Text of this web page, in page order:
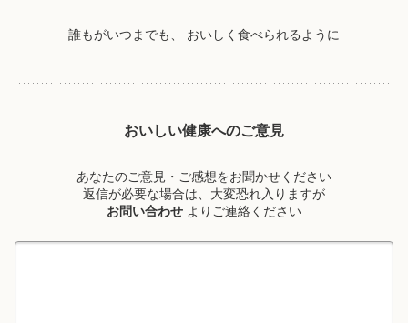
誰もがいつまでも、 おいしく食べられるように
おいしい健康へのご意見
あなたのご意見・ご感想をお聞かせください
返信が必要な場合は、大変恐れ入りますが
お問い合わせ よりご連絡ください